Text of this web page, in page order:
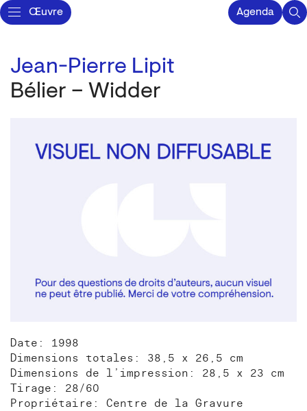
Œuvre Agenda
Jean-Pierre Lipit
Bélier – Widder
Date: 1998
Dimensions totales: 38,5 x 26,5 cm
Dimensions de l’impression: 28,5 x 23 cm
Tirage: 28/60
Propriétaire: Centre de la Gravure